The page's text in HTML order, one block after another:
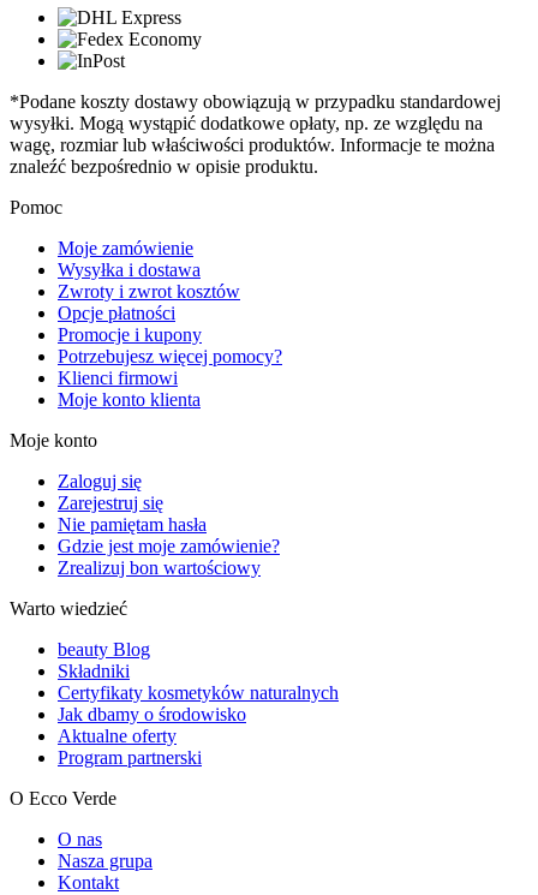
*Podane koszty dostawy obowiązują w przypadku standardowej
wysyłki. Mogą wystąpić dodatkowe opłaty, np. ze względu na
wagę, rozmiar lub właściwości produktów. Informacje te można
znaleźć bezpośrednio w opisie produktu.
Pomoc
Moje zamówienie
Wysyłka i dostawa
Zwroty i zwrot kosztów
Opcje płatności
Promocje i kupony
Potrzebujesz więcej pomocy?
Klienci firmowi
Moje konto klienta
Moje konto
Zaloguj się
Zarejestruj się
Nie pamiętam hasła
Gdzie jest moje zamówienie?
Zrealizuj bon wartościowy
Warto wiedzieć
beauty Blog
Składniki
Certyfikaty kosmetyków naturalnych
Jak dbamy o środowisko
Aktualne oferty
Program partnerski
O Ecco Verde
O nas
Nasza grupa
Kontakt